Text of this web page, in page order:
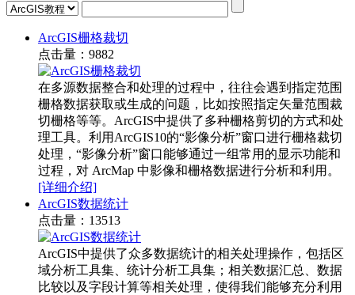
ArcGIS栅格裁切
点击量：9882
在多源数据整合和处理的过程中，往往会遇到指定范围
栅格数据获取或生成的问题，比如按照指定矢量范围裁
切栅格等等。ArcGIS中提供了多种栅格剪切的方式和处
理工具。利用ArcGIS10的“影像分析”窗口进行栅格裁切
处理，“影像分析”窗口能够通过一组常用的显示功能和
过程，对 ArcMap 中影像和栅格数据进行分析和利用。
[详细介绍]
ArcGIS数据统计
点击量：13513
ArcGIS中提供了众多数据统计的相关处理操作，包括区
域分析工具集、统计分析工具集；相关数据汇总、数据
比较以及字段计算等相关处理，使得我们能够充分利用